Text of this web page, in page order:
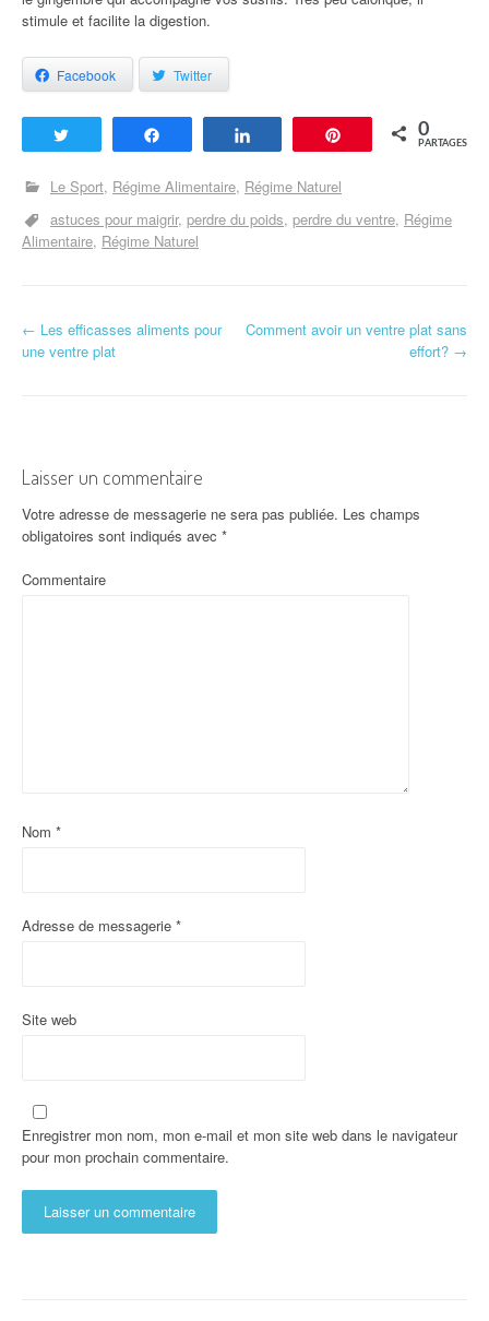
stimule et facilite la digestion.
Facebook Twitter
Enregistrer
0
PARTAGES
Le Sport Régime Alimentaire Régime Naturel
astuces pour maigrir perdre du poids perdre du ventre Régime
Alimentaire Régime Naturel
Navigation d'article
← Les efficasses aliments pour
une ventre plat
Comment avoir un ventre plat sans
effort? →
Laisser un commentaire
Votre adresse de messagerie ne sera pas publiée. Les champs
obligatoires sont indiqués avec *
Commentaire
Nom *
Adresse de messagerie *
Site web
Enregistrer mon nom, mon e-mail et mon site web dans le navigateur
pour mon prochain commentaire.